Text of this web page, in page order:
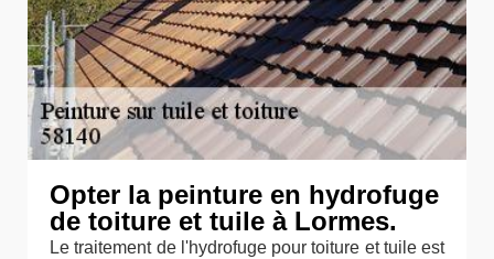
Opter la peinture en hydrofuge
de toiture et tuile à Lormes.
Le traitement de l'hydrofuge pour toiture et tuile est